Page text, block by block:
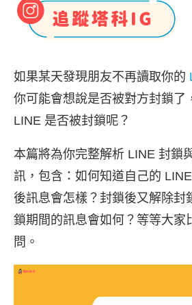
如果某天發現朋友不再讀取你的
你可能會想說是否被對方封鎖了
LINE 是否被封鎖呢？
本篇將為你完整解析 LINE 封鎖
訊，包含：如何知道自己的
後訊息會怎樣？封鎖後又解除封
鎖期間的訊息會如何？等等大家
問。